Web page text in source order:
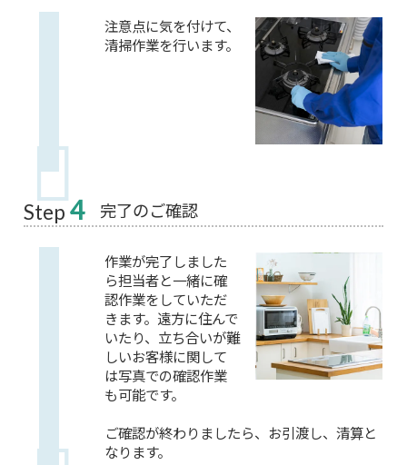
注意点に気を付けて、
清掃作業を行います。
Step 4 完了のご確認
作業が完了しました
ら担当者と一緒に確
認作業をしていただ
きます。遠方に住んで
いたり、立ち合いが難
しいお客様に関して
は写真での確認作業
も可能です。
ご確認が終わりましたら、お引渡し、清算と
なります。